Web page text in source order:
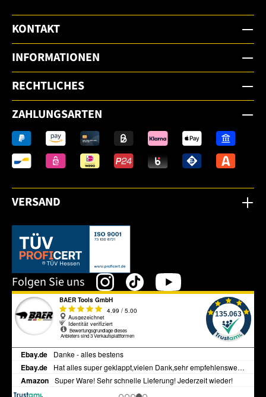
KONTAKT
INFORMATIONEN
RECHTLICHES
ZAHLUNGSARTEN
VERSAND
Dieser Link öffnet sich in einem neuen Tab.
Folgen Sie uns